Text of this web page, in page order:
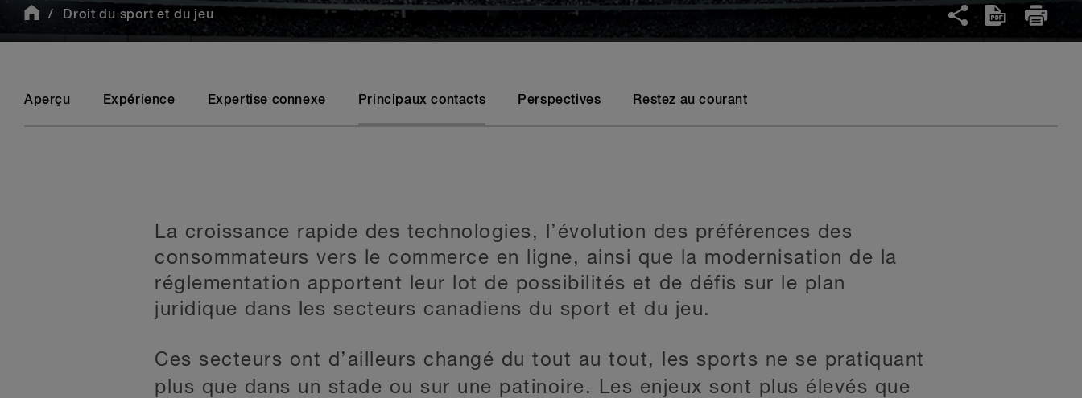
Droit du sport et du jeu
Aperçu Expérience Expertise connexe Principaux contacts Perspectives Restez au courant
La croissance rapide des technologies, l’évolution des préférences des
consommateurs vers le commerce en ligne, ainsi que la modernisation de la
réglementation apportent leur lot de possibilités et de défis sur le plan
juridique dans les secteurs canadiens du sport et du jeu.
Ces secteurs ont d’ailleurs changé du tout au tout, les sports ne se pratiquant
plus que dans un stade ou sur une patinoire. Les enjeux sont plus élevés que